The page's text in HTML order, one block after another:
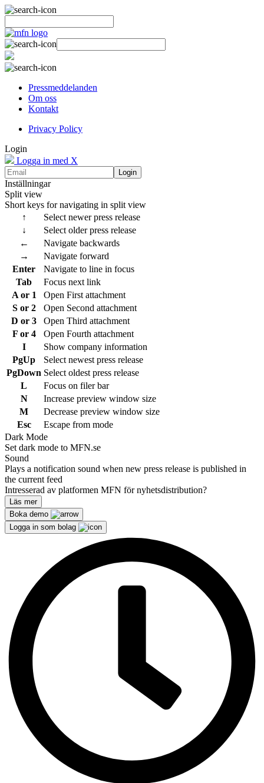
Pressmeddelanden
Om oss
Kontakt
Privacy Policy
Login
Logga in med X
Login
Inställningar
Split view
Short keys for navigating in split view
↑
Select newer press release
↓
Select older press release
←
Navigate backwards
→
Navigate forward
Enter
Navigate to line in focus
Tab
Focus next link
A or 1
Open First attachment
S or 2
Open Second attachment
D or 3
Open Third attachment
F or 4
Open Fourth attachment
I
Show company information
PgUp
Select newest press release
PgDown Select oldest press release
L
Focus on filer bar
N
Increase preview window size
M
Decrease preview window size
Esc
Escape from mode
Dark Mode
Set dark mode to MFN.se
Sound
Plays a notification sound when new press release is published in
the current feed
Intresserad av platformen MFN för nyhetsdistribution?
Läs mer
Boka demo
Logga in som bolag